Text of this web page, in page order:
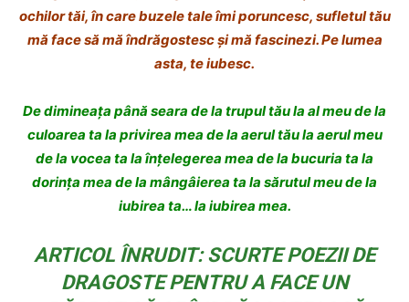
ochilor tăi, în care buzele tale îmi poruncesc, sufletul tău
mă face să mă îndrăgostescși mă fascinezi.Pe lumea
asta, te iubesc.
De dimineața până seara de la trupul tău la al meude la
culoarea ta la privirea mea de la aerul tău la aerul meu
dela vocea ta la înțelegerea mea de la bucuria ta la
dorința mea dela mângâierea ta la sărutul meude la
iubirea ta… la iubirea mea.
ARTICOL ÎNRUDIT: SCURTE POEZII DE
DRAGOSTE PENTRU A FACE UN